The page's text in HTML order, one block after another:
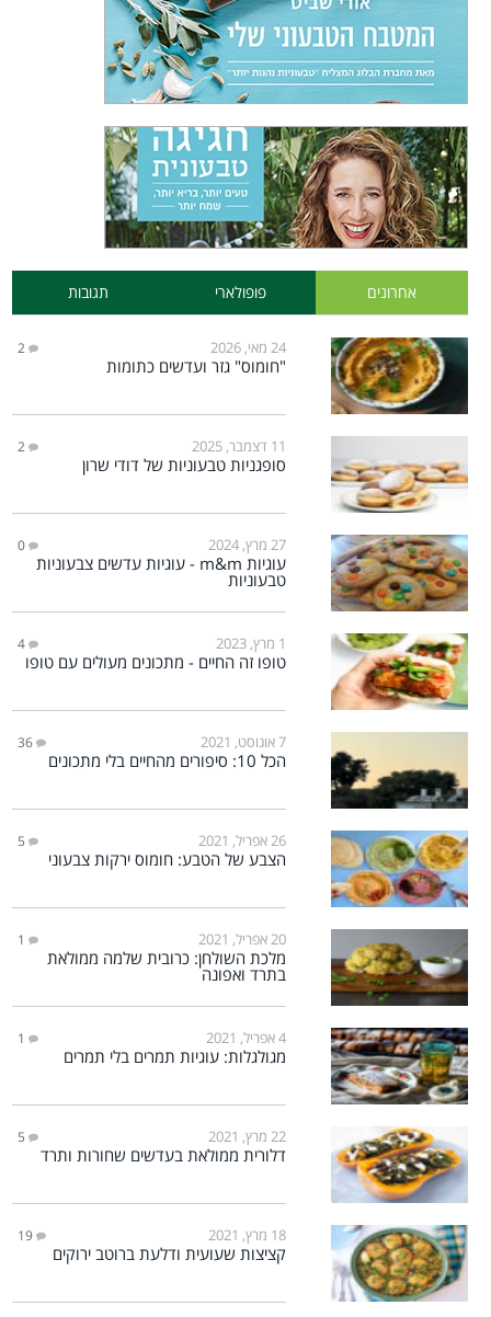
אחרונים פופולארי תגובות
24 מאי, 2026 2
"חומוס" גזר ועדשים כתומות
11 דצמבר, 2025 2
סופגניות טבעוניות של דודי שרון
27 מרץ, 2024 0
עוגיות m&m - עוגיות עדשים צבעוניות
טבעוניות
1 מרץ, 2023 4
טופו זה החיים - מתכונים מעולים עם טופו
7 אוגוסט, 2021 36
הכל 10: סיפורים מהחיים בלי מתכונים
26 אפריל, 2021 5
הצבע של הטבע: חומוס ירקות צבעוני
20 אפריל, 2021 1
מלכת השולחן: כרובית שלמה ממולאת
בתרד ואפונה
4 אפריל, 2021 1
מגולגלות: עוגיות תמרים בלי תמרים
22 מרץ, 2021 5
דלורית ממולאת בעדשים שחורות ותרד
18 מרץ, 2021 19
קציצות שעועית ודלעת ברוטב ירוקים